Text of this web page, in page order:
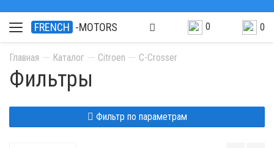
FRENCH -MOTORS 0 0
Главная Каталог Citroen С-Сrosser
Фильтры
Фильтр по параметрам